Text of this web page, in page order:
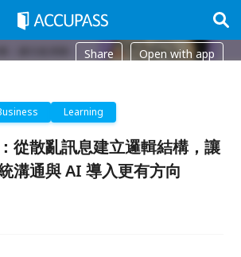
Share Open with app
Learning
從散亂訊息建立邏輯結構，讓
溝通與 AI 導入更有方向